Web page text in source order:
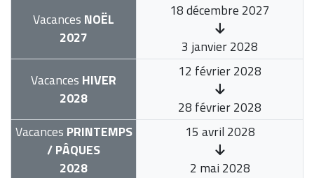
Vacances NOËL
2027
18 décembre 2027
3 janvier 2028
Vacances HIVER
2028
12 février 2028
28 février 2028
Vacances PRINTEMPS
/ PÂQUES
2028
15 avril 2028
2 mai 2028